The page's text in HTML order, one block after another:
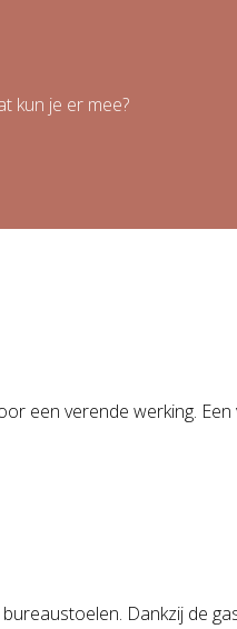
kun je er mee?
een verende werking.
Dankzij de